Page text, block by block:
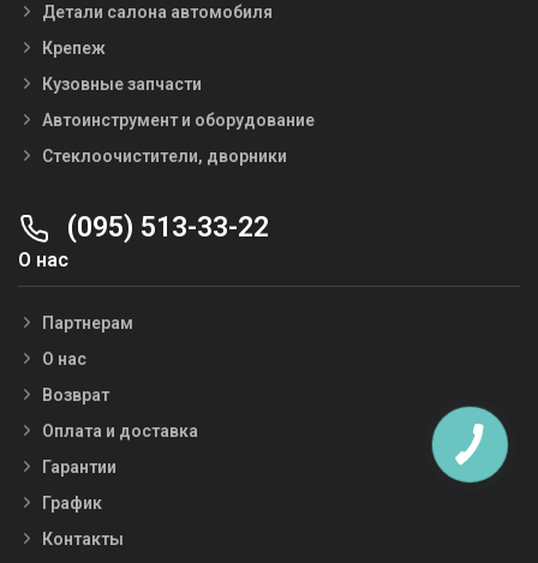
Детали салона автомобиля
Крепеж
Кузовные запчасти
Автоинструмент и оборудование
Стеклоочистители, дворники
(095) 513-33-22
О нас
Партнерам
О нас
Возврат
Оплата и доставка
Гарантии
График
Контакты